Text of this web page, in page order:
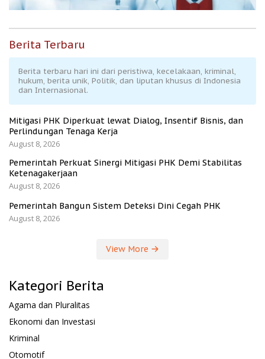
Berita Terbaru
Berita terbaru hari ini dari peristiwa, kecelakaan, kriminal,
hukum, berita unik, Politik, dan liputan khusus di Indonesia
dan Internasional.
Mitigasi PHK Diperkuat lewat Dialog, Insentif Bisnis, dan
Perlindungan Tenaga Kerja
August 8, 2026
Pemerintah Perkuat Sinergi Mitigasi PHK Demi Stabilitas
Ketenagakerjaan
August 8, 2026
Pemerintah Bangun Sistem Deteksi Dini Cegah PHK
August 8, 2026
View More
Kategori Berita
Agama dan Pluralitas
Ekonomi dan Investasi
Kriminal
Otomotif